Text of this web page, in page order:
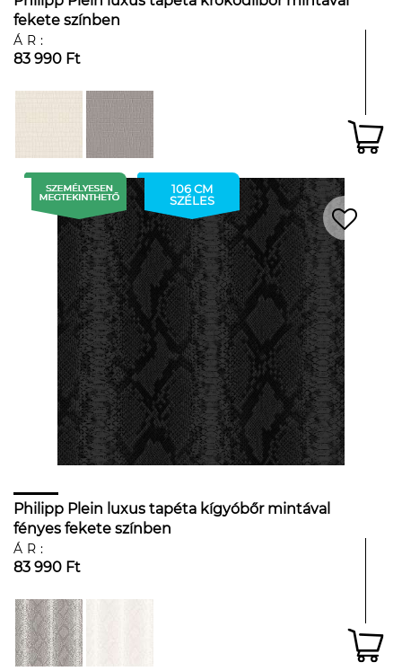
fekete színben
ÁR:
83 990 Ft
106 CM
SZÉLES
Philipp Plein luxus tapéta kígyóbőr mintával
fényes fekete színben
ÁR:
83 990 Ft